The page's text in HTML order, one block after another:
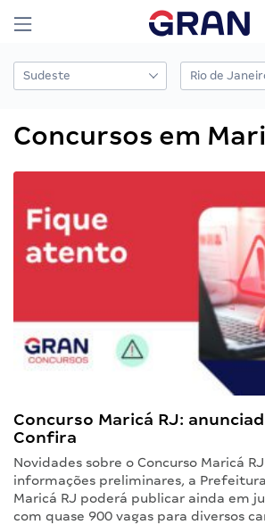
Concursos em
Concurso Maricá RJ:
Confira
Novidades sobre o Concurso Maricá
informações preliminares, a
Maricá RJ poderá publicar ainda em
com quase 900 vagas para diversos